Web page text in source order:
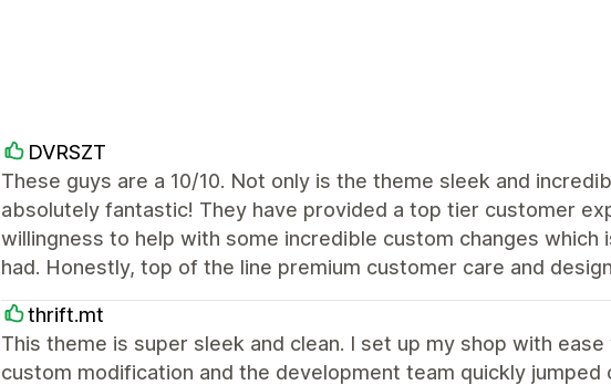
DVRSZT
These guys are a 10/10. Not only is the theme sleek and
absolutely fantastic! They have provided a top tier customer
willingness to help with some incredible custom changes which
had. Honestly, top of the line premium customer care and
thrift.mt
This theme is super sleek and clean. I set up my shop with
custom modification and the development team quickly